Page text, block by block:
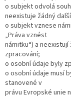
o subjekt odvolá
neexistuje žádný
o subjekt vznese
„Práva vznést
námitku“) a
zpracování;
o osobní údaje byly
o osobní údaje musí
stanovené v
právu Evropské unie